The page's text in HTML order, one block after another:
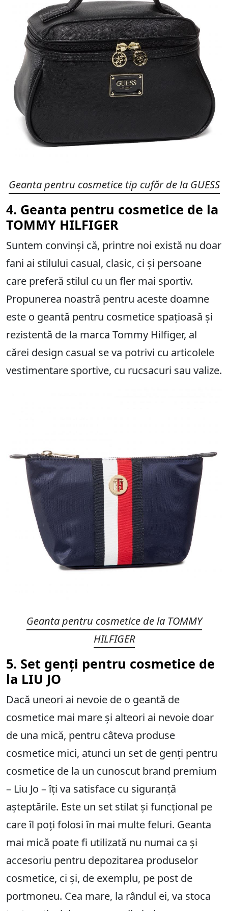
Geanta pentru cosmetice tip cufăr de la GUESS
4. Geanta pentru cosmetice de la
TOMMY HILFIGER
Suntem convinși că, printre noi există nu doar
fani ai stilului casual, clasic, ci și persoane
care preferă stilul cu un fler mai sportiv.
Propunerea noastră pentru aceste doamne
este o geantă pentru cosmetice spațioasă și
rezistentă de la marca Tommy Hilfiger, al
cărei design casual se va potrivi cu articolele
vestimentare sportive, cu rucsacuri sau valize.
Geanta pentru cosmetice de la TOMMY
HILFIGER
5. Set genți pentru cosmetice de
la LIU JO
Dacă uneori ai nevoie de o geantă de
cosmetice mai mare și alteori ai nevoie doar
de una mică, pentru câteva produse
cosmetice mici, atunci un set de genți pentru
cosmetice de la un cunoscut brand premium
– Liu Jo – îți va satisface cu siguranță
așteptările. Este un set stilat și funcțional pe
care îl poți folosi în mai multe feluri. Geanta
mai mică poate fi utilizată nu numai ca și
accesoriu pentru depozitarea produselor
cosmetice, ci și, de exemplu, pe post de
portmoneu. Cea mare, la rândul ei, va stoca